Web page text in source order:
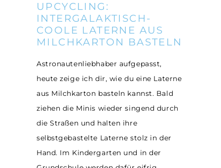
UPCYCLING:
INTERGALAKTISCH-
COOLE LATERNE AUS
MILCHKARTON BASTELN
Astronautenliebhaber aufgepasst,
heute zeige ich dir, wie du eine Laterne
aus Milchkarton basteln kannst. Bald
ziehen die Minis wieder singend durch
die Straßen und halten ihre
selbstgebastelte Laterne stolz in der
Hand. Im Kindergarten und in der